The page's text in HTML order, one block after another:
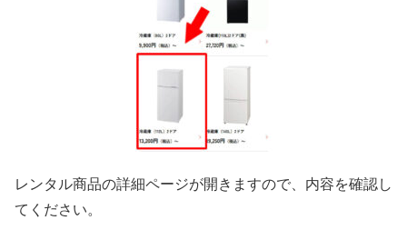
レンタル商品の詳細ページが開きますので、内容を確認し
てください。